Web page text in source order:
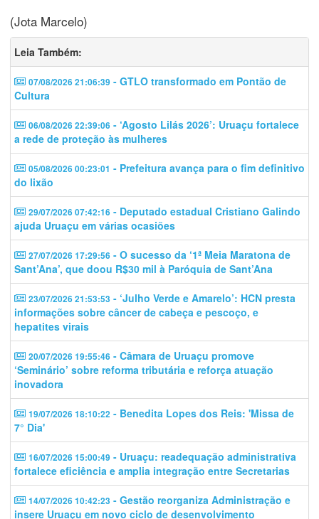
(Jota Marcelo)
Leia Também:
07/08/2026 21:06:39 - GTLO transformado em Pontão de
Cultura
06/08/2026 22:39:06 - ‘Agosto Lilás 2026’: Uruaçu fortalece
a rede de proteção às mulheres
05/08/2026 00:23:01 - Prefeitura avança para o fim definitivo
do lixão
29/07/2026 07:42:16 - Deputado estadual Cristiano Galindo
ajuda Uruaçu em várias ocasiões
27/07/2026 17:29:56 - O sucesso da ‘1ª Meia Maratona de
Sant’Ana’, que doou R$30 mil à Paróquia de Sant’Ana
23/07/2026 21:53:53 - ‘Julho Verde e Amarelo’: HCN presta
informações sobre câncer de cabeça e pescoço, e
hepatites virais
20/07/2026 19:55:46 - Câmara de Uruaçu promove
‘Seminário’ sobre reforma tributária e reforça atuação
inovadora
19/07/2026 18:10:22 - Benedita Lopes dos Reis: 'Missa de
7° Dia'
16/07/2026 15:00:49 - Uruaçu: readequação administrativa
fortalece eficiência e amplia integração entre Secretarias
14/07/2026 10:42:23 - Gestão reorganiza Administração e
insere Uruaçu em novo ciclo de desenvolvimento